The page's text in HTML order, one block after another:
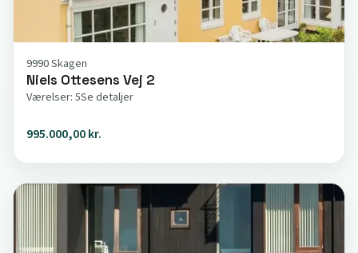
9990 Skagen
Niels Ottesens Vej 2
Værelser: 5Se detaljer
995.000,00 kr.